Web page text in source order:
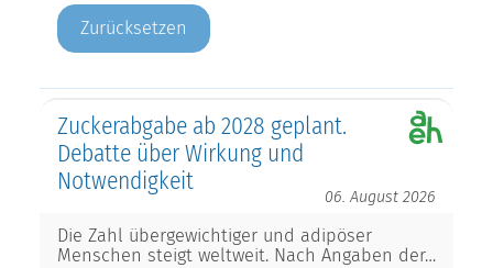
Zurücksetzen
Zuckerabgabe ab 2028 geplant.
Debatte über Wirkung und
Notwendigkeit
06. August 2026
Die Zahl übergewichtiger und adipöser
Menschen steigt weltweit. Nach Angaben der…